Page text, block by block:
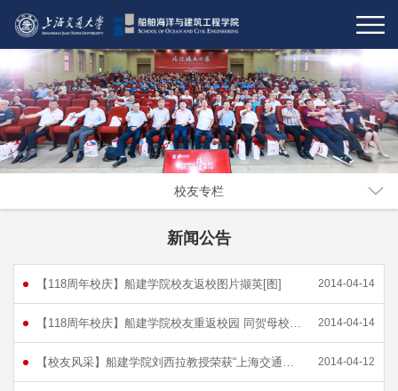
校友专栏
新闻公告
【118周年校庆】船建学院校友返校图片撷英[图] 2014-04-14
【118周年校庆】船建学院校友重返校园 同贺母校118年华诞[图] 2014-04-14
【校友风采】船建学院刘西拉教授荣获“上海交通大学校长奖” 2014-04-12